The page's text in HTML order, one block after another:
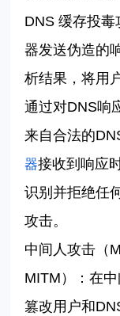
DNS缓存投毒
器发送伪造的
析结果，将用
通过对DNS响
来自合法的
器接收到响应
识别并拒绝任
攻击。
中间人攻击（
MITM ）：在
篡改用户和